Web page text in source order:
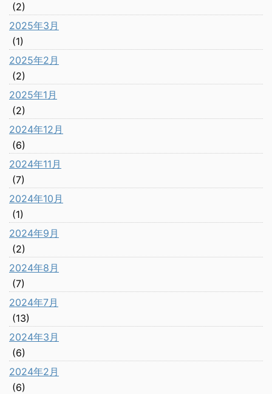
(2)
2025年3月
(1)
2025年2月
(2)
2025年1月
(2)
2024年12月
(6)
2024年11月
(7)
2024年10月
(1)
2024年9月
(2)
2024年8月
(7)
2024年7月
(13)
2024年3月
(6)
2024年2月
(6)